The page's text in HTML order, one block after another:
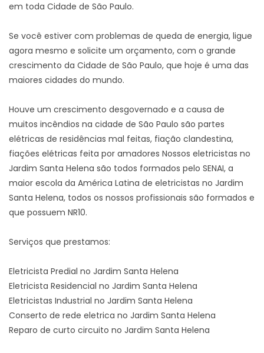
em toda Cidade de São Paulo.
Se você estiver com problemas de queda de energia, ligue
agora mesmo e solicite um orçamento, com o grande
crescimento da Cidade de São Paulo, que hoje é uma das
maiores cidades do mundo.
Houve um crescimento desgovernado e a causa de
muitos incêndios na cidade de São Paulo são partes
elétricas de residências mal feitas, fiação clandestina,
fiações elétricas feita por amadores Nossos eletricistas no
Jardim Santa Helena são todos formados pelo SENAI, a
maior escola da América Latina de eletricistas no Jardim
Santa Helena, todos os nossos profissionais são formados e
que possuem NR10.
Serviços que prestamos:
Eletricista Predial no Jardim Santa Helena
Eletricista Residencial no Jardim Santa Helena
Eletricistas Industrial no Jardim Santa Helena
Conserto de rede eletrica no Jardim Santa Helena
Reparo de curto circuito no Jardim Santa Helena